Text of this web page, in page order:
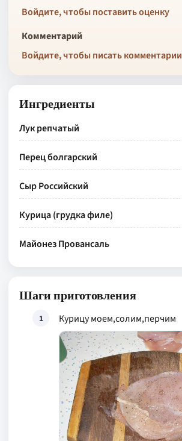
Войдите, чтобы поставить оценку
Комментарий
Войдите, чтобы писать комментарии
Ингредиенты
Лук репчатый
Перец болгарский
Сыр Российский
Курица (грудка филе)
Майонез Провансаль
Шаги приготовления
1 Курицу моем,солим,перчим